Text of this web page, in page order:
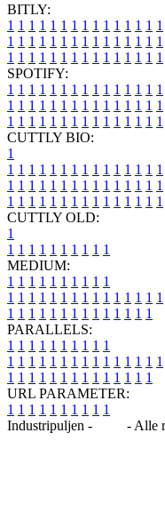
BITLY:
1 1 1 1 1 1 1 1 1 1 1 1 1 1 1
1 1 1 1 1 1 1 1 1 1 1 1 1 1 1
1 1 1 1 1 1 1 1 1 1 1 1 1 1 1
SPOTIFY:
1 1 1 1 1 1 1 1 1 1 1 1 1 1 1
1 1 1 1 1 1 1 1 1 1 1 1 1 1 1
1 1 1 1 1 1 1 1 1 1 1 1 1 1 1
CUTTLY BIO:
1
1 1 1 1 1 1 1 1 1 1 1 1 1 1 1
1 1 1 1 1 1 1 1 1 1 1 1 1 1 1
1 1 1 1 1 1 1 1 1 1 1 1 1 1 1
CUTTLY OLD:
1
1 1 1 1 1 1 1 1 1 1
MEDIUM:
1 1 1 1 1 1 1 1 1 1
1 1 1 1 1 1 1 1 1 1 1 1 1 1 1
1 1 1 1 1 1 1 1 1 1 1 1 1 1
PARALLELS:
1 1 1 1 1 1 1 1 1 1
1 1 1 1 1 1 1 1 1 1 1 1 1 1 1
1 1 1 1 1 1 1 1 1 1 1 1 1 1
URL PARAMETER:
1 1 1 1 1 1 1 1 1 1
Industripuljen -
- Alle